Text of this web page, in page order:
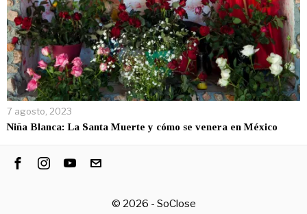
7 agosto, 2023
Niña Blanca: La Santa Muerte y cómo se venera en México
© 2026 - SoClose